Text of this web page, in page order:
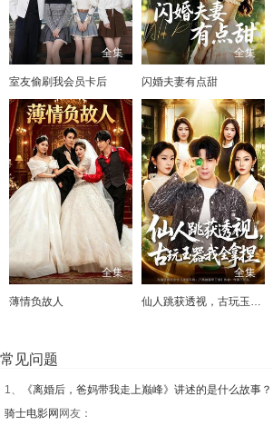
全集
室友偷刷我会员卡后
全集
闪婚夫妻有点甜
全集
薄情负故人
全集
仙人跳获透视，古玩玉器我全拿捏
常见问题
1、
《离婚后，爸妈带我走上巅峰》讲述的是什么故事？
骑士电影网网友：